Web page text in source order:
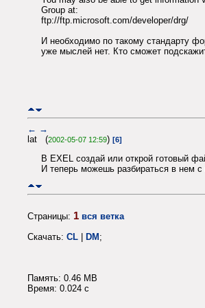
Group at:
ftp://ftp.microsoft.com/developer/drg/
И необходимо по такому стандарту
уже мыслей нет. Кто сможет
← →
lat (2002-05-07 12:59) [6]
В EXEL создай или открой готовый
И теперь можешь разбираться в нем
Страницы: 1 вся ветка
Скачать: CL | DM;
Память: 0.46 MB
Время: 0.024 c